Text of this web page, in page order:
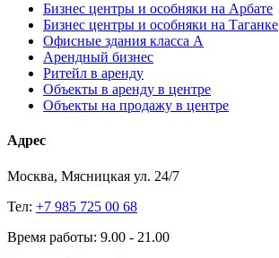
Бизнес центры и особняки на Арбате
Бизнес центры и особняки на Таганке
Офисные здания класса А
Арендный бизнес
Ритейл в аренду
Объекты в аренду в центре
Объекты на продажу в центре
Адрес
Москва, Мясницкая ул. 24/7
Тел: +7 985 725 00 68
Время работы: 9.00 - 21.00